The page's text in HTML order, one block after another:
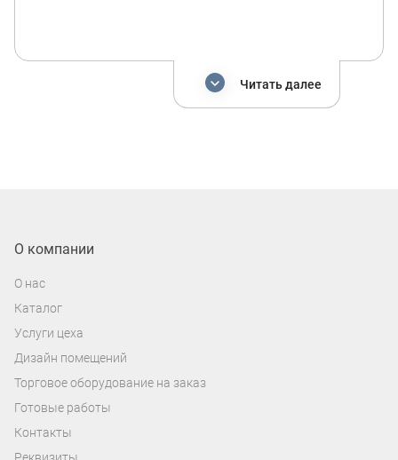
Это складское оборудование обычно
складские стеллажи помогают удобно
классифицировать, сортировать и
хранить бумажные материалы в
свободном доступе к ним.
Для удобной навигации и сортировки
бумаг в дополнение к складским
стеллажам можно купить дисплеи,
разделители и карманы для наглядной
Читать далее
О компании
О нас
Каталог
Услуги цеха
Дизайн помещений
Торговое оборудование на заказ
Готовые работы
Контакты